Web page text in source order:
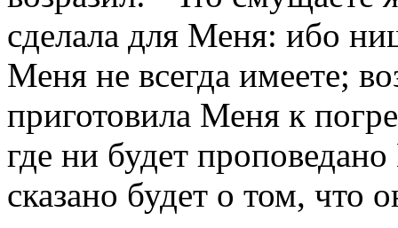
сделала для Меня: ибо
Меня не всегда имеете;
приготовила Меня к
где ни будет
сказано будет о том,